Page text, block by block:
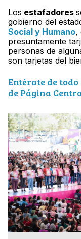
Los estafadores
gobierno del
Social y Humano,
presuntamente
personas de
son tarjetas del
Entérate de
de Página